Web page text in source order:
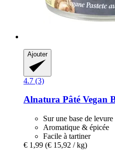
Ajouter
4.7 (3)
Alnatura Pâté Vegan
Sur une base de levure
Aromatique & épicée
Facile à tartiner
€ 1,99 (€ 15,92 / kg)